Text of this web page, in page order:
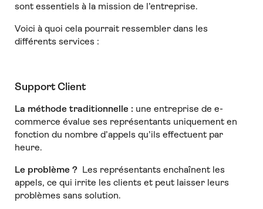
sont essentiels à la mission de l’entreprise.
Voici à quoi cela pourrait ressembler dans les
différents services :
Support Client
La méthode traditionnelle : une entreprise de e-
commerce évalue ses représentants uniquement en
fonction du nombre d’appels qu’ils effectuent par
heure.
Le problème ? Les représentants enchaînent les
appels, ce qui irrite les clients et peut laisser leurs
problèmes sans solution.